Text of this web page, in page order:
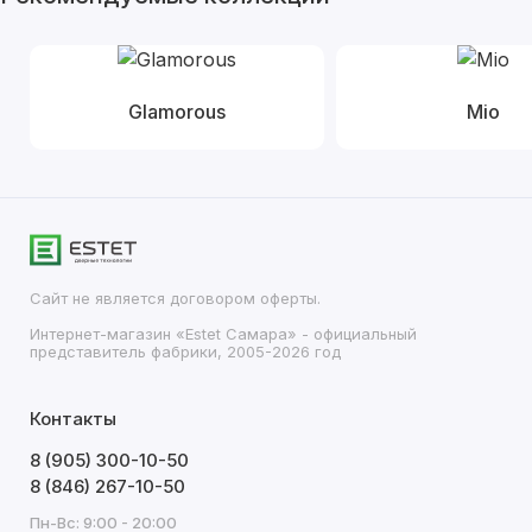
Glamorous Mio
Сайт не является договором оферты.
Интернет-магазин «Estet Самара» - официальный
представитель фабрики, 2005-2026 год
Контакты
8 (905) 300-10-50
8 (846) 267-10-50
Пн-Вс: 9:00 - 20:00